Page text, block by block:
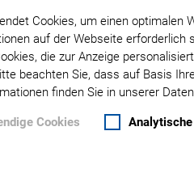
Cookies, um einen
auf der Webseite
die zur Anzeige
beachten Sie, dass auf Basis
finden Sie in unserer
Cookies
Tag: